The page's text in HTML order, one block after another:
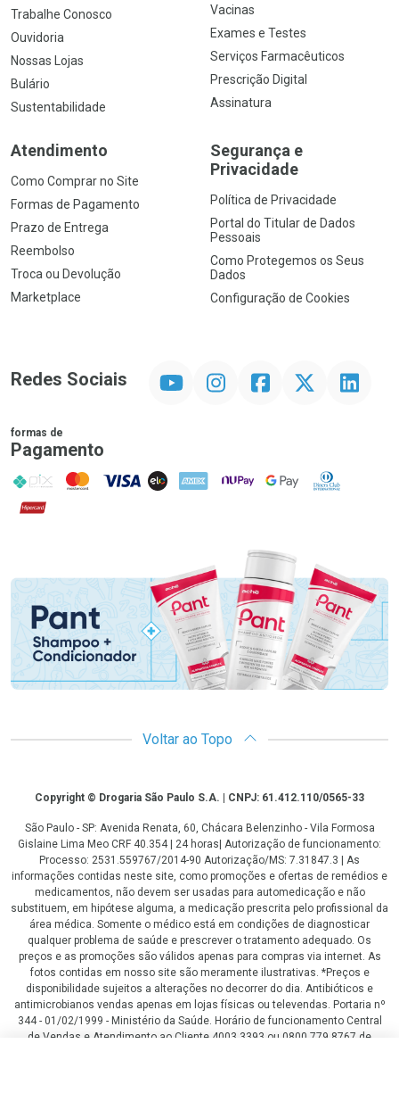
Trabalhe Conosco
Ouvidoria
Nossas Lojas
Bulário
Sustentabilidade
Vacinas
Exames e Testes
Serviços Farmacêuticos
Prescrição Digital
Assinatura
Atendimento
Como Comprar no Site
Formas de Pagamento
Prazo de Entrega
Reembolso
Troca ou Devolução
Marketplace
Segurança e
Privacidade
Política de Privacidade
Portal do Titular de Dados
Pessoais
Como Protegemos os Seus
Dados
Configuração de Cookies
Redes Sociais InstagramFacebookTwitter Linkedin
formas de
Pagamento
PIX MasterCard
VISA ELO AMEX NuPay Google PayDiners Club
Hipercard
Promoção em Destaque
Voltar ao Topo
CopyrightCopyright © Drogaria São Paulo S.A. | CNPJ: 61.412.110/0565-33
São Paulo - SP: Avenida Renata, 60, Chácara Belenzinho - Vila Formosa
Gislaine Lima Meo CRF 40.354 | 24 horas| Autorização de funcionamento:
Processo: 2531.559767/2014-90 Autorização/MS: 7.31847.3 | As
informações contidas neste site, como promoções e ofertas de remédios e
medicamentos, não devem ser usadas para automedicação e não
substituem, em hipótese alguma, a medicação prescrita pelo profissional da
área médica. Somente o médico está em condições de diagnosticar
qualquer problema de saúde e prescrever o tratamento adequado. Os
preços e as promoções são válidos apenas para compras via internet. As
fotos contidas em nosso site são meramente ilustrativas. *Preços e
disponibilidade sujeitos a alterações no decorrer do dia. Antibióticos e
antimicrobianos vendas apenas em lojas físicas ou televendas. Portaria nº
344 - 01/02/1999 - Ministério da Saúde. Horário de funcionamento Central
de Vendas e Atendimento ao Cliente 4003 3393 ou 0800 779 8767 de